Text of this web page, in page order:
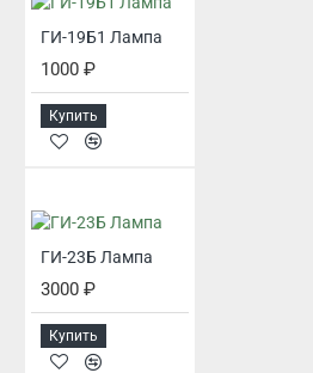
ГИ-19Б1 Лампа
1000 ₽
Купить
ГИ-23Б Лампа
3000 ₽
Купить